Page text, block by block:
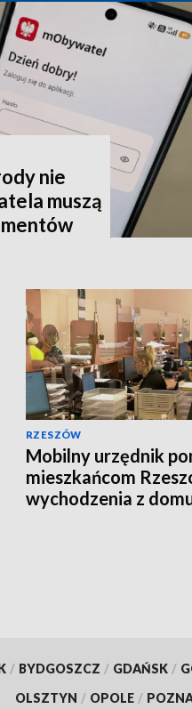
nie
muszą
RZESZÓW
Mobilny urzędnik
mieszkańcom
wychodzenia z
/ BYDGOSZCZ / GDAŃSK /
OLSZTYN / OPOLE /